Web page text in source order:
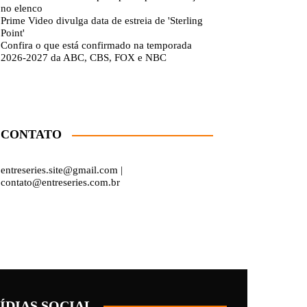
no elenco
Prime Video divulga data de estreia de 'Sterling
Point'
Confira o que está confirmado na temporada
2026-2027 da ABC, CBS, FOX e NBC
CONTATO
entreseries.site@gmail.com |
contato@entreseries.com.br